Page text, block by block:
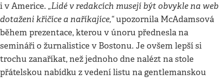
i v Americe. „Lidé v redakcích musejí být obvykle na web
dotaženi křičíce a naříkajíce,“upozornila McAdamsová
během prezentace, kterou v únoru přednesla na
semináři o žurnalistice v Bostonu. Je ovšem lepší si
trochu zanaříkat, než jednoho dne nalézt na stole
přátelskou nabídku z vedení listu na gentlemanskou